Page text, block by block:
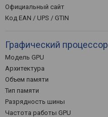
Официальный сайт
Код EAN / UPS / GTIN
Графический процессор
Модель GPU
Архитектура
Объем памяти
Тип памяти
Разрядность шины
Частота работы GPU